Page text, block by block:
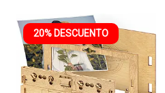
20% DESCUENTO